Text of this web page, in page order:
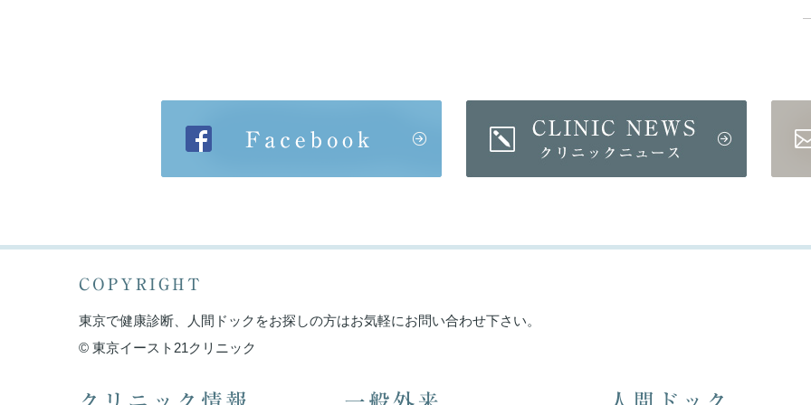
COPYRIGHT
東京で健康診断、人間ドックをお探しの方はお気軽にお問い合わせ下さい。
© 東京イースト21クリニック